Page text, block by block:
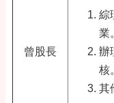
曾股長
綜
業
辦
核
其